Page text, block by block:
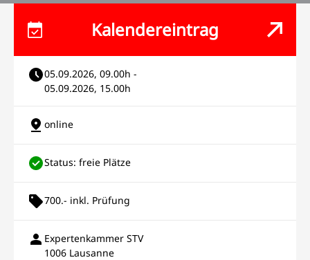
Kalendereintrag
05.09.2026, 09.00h -
05.09.2026, 15.00h
online
Status: freie Plätze
700.- inkl. Prüfung
Expertenkammer STV
1006 Lausanne